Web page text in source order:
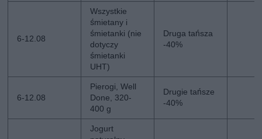
6-12.08
Wszystkie
śmietany i
śmietanki (nie
dotyczy
śmietanki
UHT)
Druga tańsza
-40%
6-12.08
Pierogi, Well
Done, 320-
400 g
Drugie tańsze
-40%
Jogurt